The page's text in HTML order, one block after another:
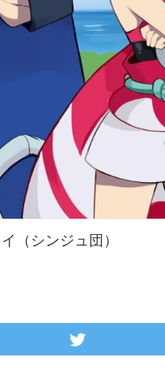
（シンジュ団）